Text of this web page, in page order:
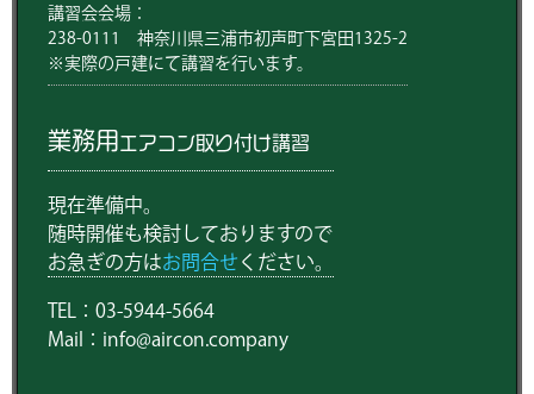
講習会会場：
238-0111 神奈川県三浦市初声町下宮田1325-2
※実際の戸建にて講習を行います。
業務用エアコン取り付け講習
現在準備中。
随時開催も検討しておりますので
お急ぎの方はお問合せ ください。
TEL：03-5944-5664
Mail：info@aircon.company